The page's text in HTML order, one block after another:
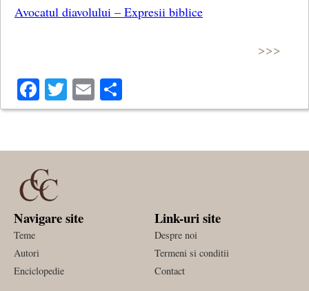
Avocatul diavolului – Expresii biblice
>>>
Facebook
Twitter
Email
Navigare site
Teme
Autori
Enciclopedie
Link-uri site
Despre noi
Termeni si conditii
Contact